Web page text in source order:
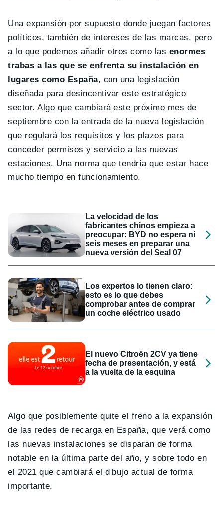
Una expansión por supuesto donde juegan factores
políticos, también de intereses de las marcas, pero
a lo que podemos añadir otros como las enormes
trabas a las que se enfrenta su instalación en
lugares como España, con una legislación
diseñada para desincentivar este estratégico
sector. Algo que cambiará este próximo mes de
septiembre con la entrada de la nueva legislación
que regulará los requisitos y los plazos para
conceder permisos y servicio a las nuevas
estaciones. Una norma que tendría que estar hace
mucho tiempo en funcionamiento.
La velocidad de los
fabricantes chinos empieza a
preocupar: BYD no espera ni
seis meses en preparar una
nueva versión del Seal 07
Los expertos lo tienen claro:
esto es lo que debes
comprobar antes de comprar
un coche eléctrico usado
El nuevo Citroën 2CV ya tiene
fecha de presentación, y está
a la vuelta de la esquina
Algo que posiblemente quite el freno a la expansión
de las redes de recarga en España, que verá como
las nuevas instalaciones se disparan de forma
notable en la última parte del año, y sobre todo en
el 2021 que cambiará el dibujo actual de forma
importante.